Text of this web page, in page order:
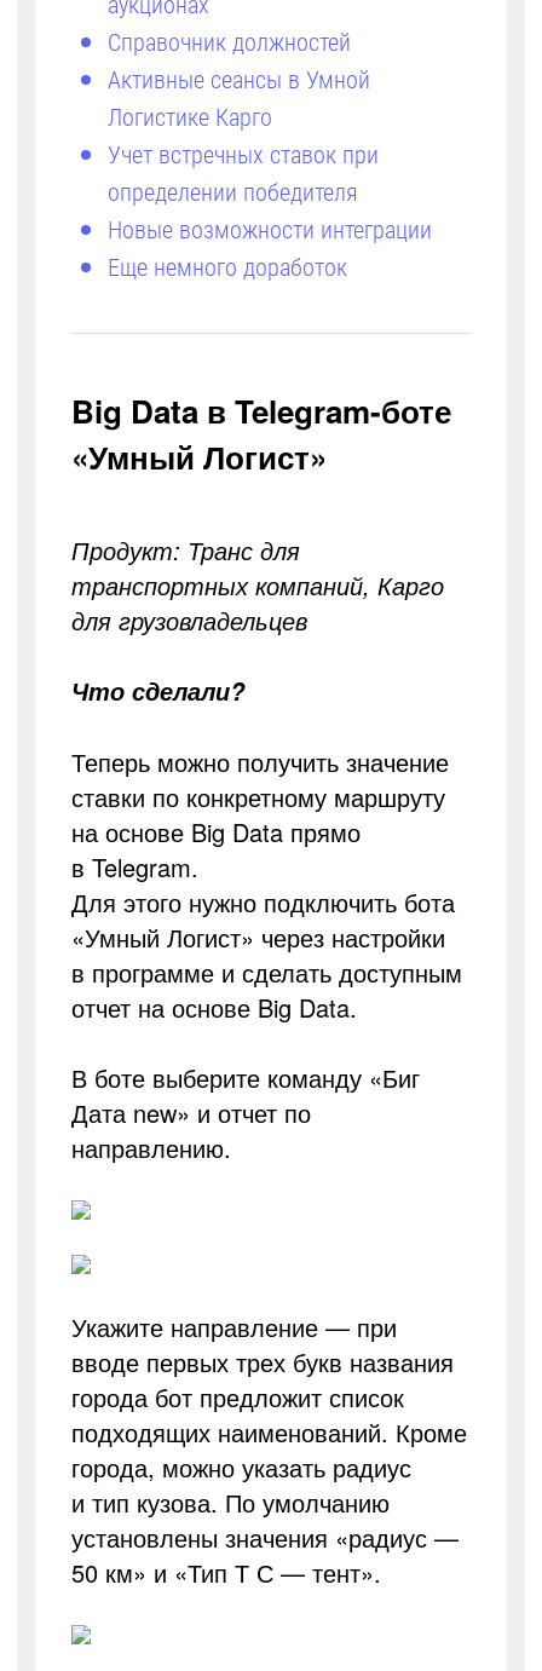
Справочник должностей
Активные сеансы в Умной
Логистике Карго
Учет встречных ставок при
определении победителя
Новые возможности интеграции
Еще немного доработок
Big Data в Telegram-боте
«Умный Логист»
Продукт: Транс для
транспортных компаний, Карго
для грузовладельцев
Что сделали?
Теперь можно получить значение
ставки по конкретному маршруту
на основе Big Data прямо
в Telegram.
Для этого нужно подключить бота
«Умный Логист» через настройки
в программе и сделать доступным
отчет на основе Big Data.
В боте выберите команду «Биг
Дата new» и отчет по
направлению.
Укажите направление — при
вводе первых трех букв названия
города бот предложит список
подходящих наименований. Кроме
города, можно указать радиус
и тип кузова. По умолчанию
установлены значения «радиус —
50 км» и «Тип Т С — тент».